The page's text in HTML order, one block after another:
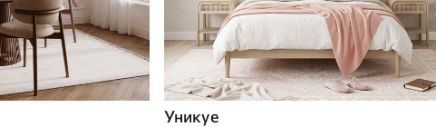
Уникуе